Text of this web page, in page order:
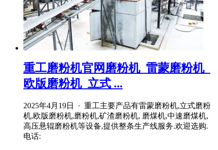
重工磨粉机官网磨粉机_雷蒙磨粉机_
欧版磨粉机_立式 ...
2025年4月19日 · 重工主要产品有雷蒙磨粉机,立式磨粉
机,欧版磨粉机,磨粉机,矿渣磨粉机, 磨煤机,中速磨煤机,
高压悬辊磨粉机等设备,提供整条生产线服务.欢迎选购.
电话: